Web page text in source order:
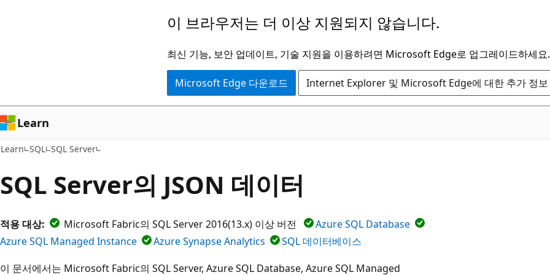
로
건
너
뛰
이 브라우저는 더 이상 지원되지 않습니다.
최신 기능, 보안 업데이트, 기술 지원을 이용하려면 Microsoft Edge로 업그레이드하세요.
Microsoft Edge 다운로드 Internet Explorer 및 Microsoft Edge에 대한 추가 정보
Learn
Learn SQL SQL Server
SQL Server의 JSON 데이터
적용 대상: Microsoft Fabric의 SQL Server 2016(13.x) 이상 버전
Azure SQL Database
Azure SQL Managed Instance
Azure Synapse Analytics
SQL 데이터베이스
이 문서에서는 Microsoft Fabric의 SQL Server, Azure SQL Database, Azure SQL Managed